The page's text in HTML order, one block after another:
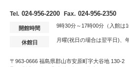
Tel. 024-956-2200 Fax. 024-956-2350
開館時間 9時30分～17時00分（入館は
休館日 月曜(祝日の場合は翌平日)、
〒963-0666 福島県郡山市安原町字大谷地 130-2